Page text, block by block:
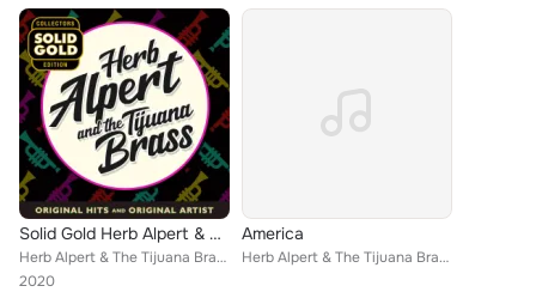
Solid Gold Herb Alpert & The Tijuana Brass
Herb Alpert & The Tijuana Brass
2020
America
Herb Alpert & The Tijuana Brass